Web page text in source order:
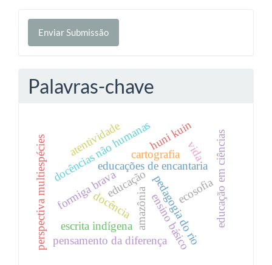
Enviar
Submissão
Enviar Submissão
Palavras-chave
formiga brava amazônia
educações de encantaria
docências não humanas
educação
perspectiva multiespécies pensamento da diferença
docência
vida educação em ciências
pedagogia do rio
ecosofia
cartografia
escrita indígena
huni kuin
atentividade
ensino básico